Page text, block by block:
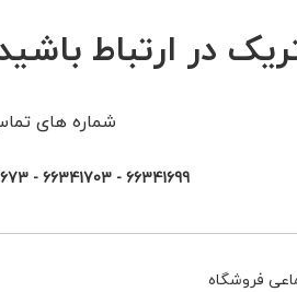
در ارتباط
شماره های
66341699 - 66341703 - 66341673 - 66341743
فروشگاه